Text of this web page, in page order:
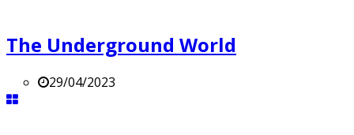
The Underground World
29/04/2023